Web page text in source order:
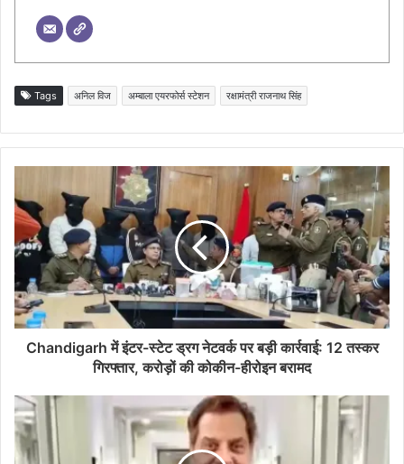
Tags अनिल विज अम्बाला एयरफोर्स स्टेशन रक्षामंत्री राजनाथ सिंह
Chandigarh में इंटर-स्टेट ड्रग नेटवर्क पर बड़ी कार्रवाई: 12 तस्कर
गिरफ्तार, करोड़ों की कोकीन-हीरोइन बरामद